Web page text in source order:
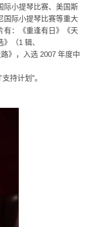
际小提琴比赛、美国斯
国际小提琴比赛等重大
有：《重逢有日》《天
（1 辑、
》，入选 2007 年度中
持计划”。